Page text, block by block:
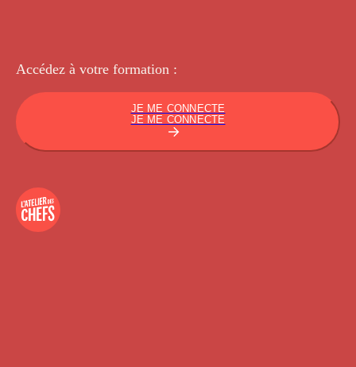
Accédez à votre formation :
JE ME CONNECTE
JE ME CONNECTE